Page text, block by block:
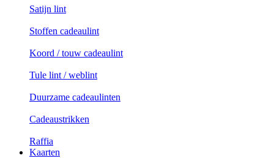
Satijn lint
Stoffen cadeaulint
Koord / touw cadeaulint
Tule lint / weblint
Duurzame cadeaulinten
Cadeaustrikken
Raffia
Kaarten